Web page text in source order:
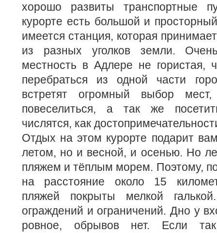
хорошо развиты транспортные
курорте есть большой и
имеется станция, которая
из разных уголков земли.
местность в Адлере не гористая,
перебраться из одной части
встретят огромный выбор
повеселиться, а так же
числятся, как
Отдых на этом курорте подарит
летом, но и весной, и осенью. Но
пляжем и тёплым морем. Поэтому,
на расстояние около 15
пляжей покрыты мелкой
ограждений и ограничений. Дно у
ровное, обрывов нет. Если